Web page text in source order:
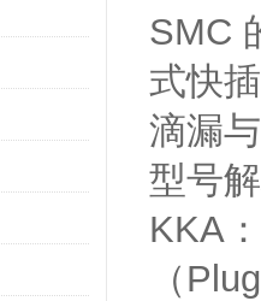
SMC
式快
滴漏
型号
KKA
（